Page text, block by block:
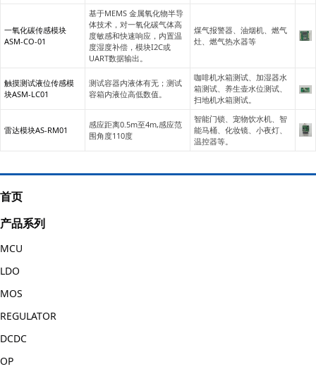
一氧化碳传感模块
ASM-CO-01
基于MEMS 金属氧化物半导
体技术，对一氧化碳气体高
度敏感和快速响应，内置温
度湿度补偿，模块I2C或
UART数据输出。
煤气报警器、油烟机、燃气
灶、燃气热水器等
触摸测试液位传感模
块ASM-LC01
测试容器内液体有无；测试
容箱内液位高低数值。
咖啡机水箱测试、加湿器水
箱测试、养生壶水位测试、
扫地机水箱测试。
雷达模块AS-RM01
感应距离0.5m至4m,感应范
围角度110度
智能门锁、宠物饮水机、智
能马桶、化妆镜、小夜灯、
温控器等。
首页
产品系列
MCU
LDO
MOS
REGULATOR
DCDC
OP